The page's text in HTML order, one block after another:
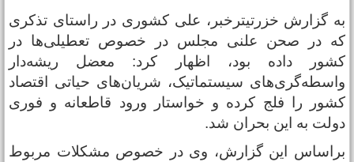
گزارش خزرتیترخبر، علی کشوری در راستای تذکری
در صحن علنی مجلس در خصوص تعطیلی‌ها در
داده بود، اظهار کرد: معضل ریشه‌دار
سیستماتیک، شریان‌های حیاتی اقتصاد
را فلج کرده و خواستار ورود قاطعانه و فوری
به این بحران شد.
این گزارش، وی در خصوص مشکلات مربوط